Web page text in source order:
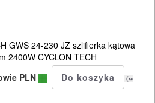
GWS 24-230 JZ szlifierka kątowa
2400W CYCLON TECH
PLN
(w